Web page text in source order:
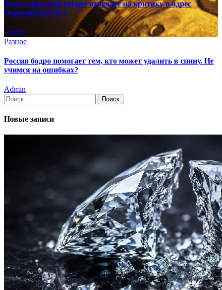
Уолл-стритский гигант отвечает на критику в адрес
Dogecoin (DOGE)
Admin
Разное
Россия бодро помогает тем, кто может удалить в спину. Не
учимся на ошибках?
Admin
Найти:
Новые записи